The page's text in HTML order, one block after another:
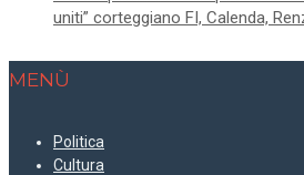
uniti” corteggiano FI, Calenda,
MENÙ
Politica
Cultura